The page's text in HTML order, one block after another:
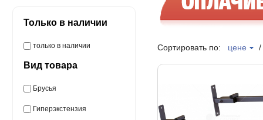
Только в наличии
только в наличии
Вид товара
Брусья
Гиперэкстензия
Сортировать по: цене